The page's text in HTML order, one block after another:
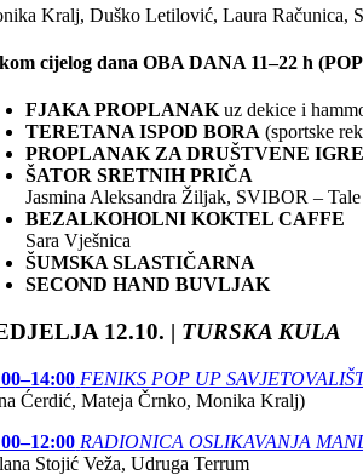
Kralj, Duško Letilović, Laura Računica,
cijelog dana OBA DANA 11–22 h
FJAKA PROPLANAK uz dekice i
TERETANA ISPOD BORA (sportske
PROPLANAK ZA DRUŠTVENE IGRE
ŠATOR SRETNIH PRIČA
Jasmina Aleksandra Žiljak, SVIBOR –
BEZALKOHOLNI KOKTEL CAFFE
Sara Vješnica
ŠUMSKA SLASTIČARNA
SECOND HAND BUVLJAK
12.10. | TURSKA KULA
FENIKS POP UP
Ćerdić, Mateja Črnko, Monika Kralj)
RADIONICA OSLIKAVANJA
Stojić Veža, Udruga Terrum